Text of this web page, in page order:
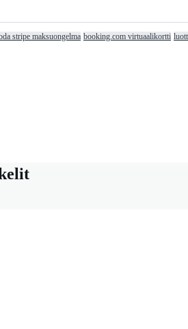
stripe maksuongelma booking.com virtuaalikortti